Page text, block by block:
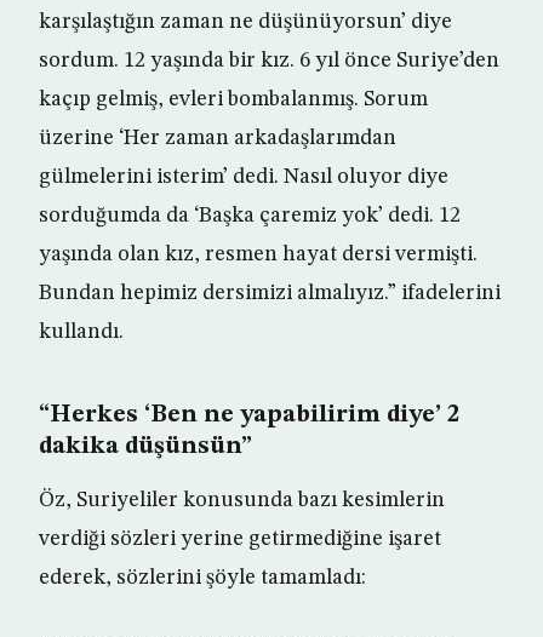
karşılaştığın zaman ne düşünüyorsun’ diye
sordum. 12 yaşında bir kız. 6 yıl önce Suriye’den
kaçıp gelmiş, evleri bombalanmış. Sorum
üzerine ‘Her zaman arkadaşlarımdan
gülmelerini isterim’ dedi. Nasıl oluyor diye
sorduğumda da ‘Başka çaremiz yok’ dedi. 12
yaşında olan kız, resmen hayat dersi vermişti.
Bundan hepimiz dersimizi almalıyız.” ifadelerini
kullandı.
“Herkes ‘Ben ne yapabilirim diye’ 2
dakika düşünsün”
Öz, Suriyeliler konusunda bazı kesimlerin
verdiği sözleri yerine getirmediğine işaret
ederek, sözlerini şöyle tamamladı: